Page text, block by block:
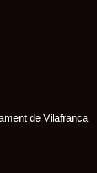
de Vilafranca